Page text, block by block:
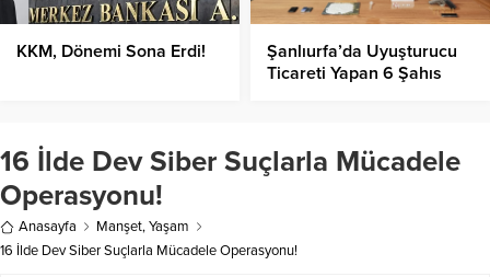
KKM, Dönemi Sona Erdi!
Şanlıurfa’da Uyuşturucu
Ticareti Yapan 6 Şahıs
16 İlde Dev Siber Suçlarla Mücadele
Operasyonu!
Anasayfa Manşet,Yaşam
16 İlde Dev Siber Suçlarla Mücadele Operasyonu!